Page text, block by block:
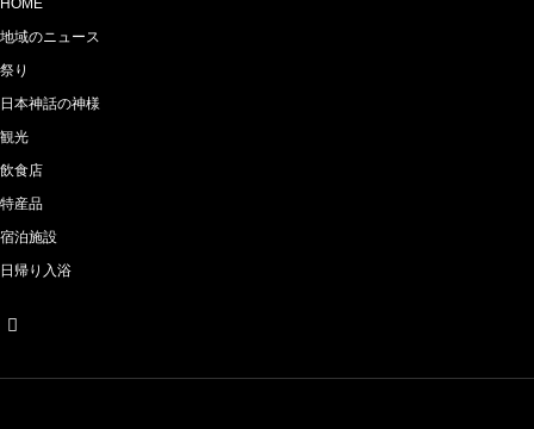
HOME
地域のニュース
祭り
日本神話の神様
観光
飲食店
特産品
宿泊施設
日帰り入浴